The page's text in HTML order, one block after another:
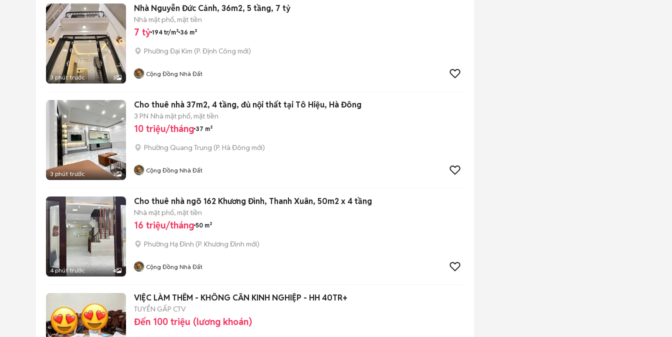
3 phút trước 3
Nhà Nguyễn Đức Cảnh, 36m2, 5 tầng, 7 tỷ
Nhà mặt phố, mặt tiền
7 tỷ 194 tr/m² 36 m²
Phường Đại Kim (P. Định Công mới)
Cộng Đồng Nhà Đất
3 phút trước 3
Cho thuê nhà 37m2, 4 tầng, đủ nội thất tại Tô Hiệu, Hà Đông
3 PN Nhà mặt phố, mặt tiền
10 triệu/tháng 37 m²
Phường Quang Trung (P. Hà Đông mới)
Cộng Đồng Nhà Đất
4 phút trước 4
Cho thuê nhà ngõ 162 Khương Đình, Thanh Xuân, 50m2 x 4 tầng
Nhà mặt phố, mặt tiền
16 triệu/tháng 50 m²
Phường Hạ Đình (P. Khương Đình mới)
Cộng Đồng Nhà Đất
VIỆC LÀM THÊM - KHÔNG CẦN KINH NGHIỆP - HH 40TR+
TUYỂN GẤP CTV
Đến 100 triệu (lương khoán)